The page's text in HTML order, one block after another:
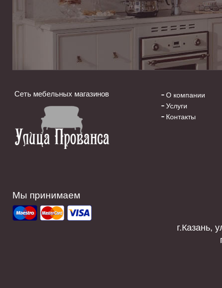
Сеть мебельных магазинов
О компании
Услуги
Контакты
Мы принимаем
г.Казань,